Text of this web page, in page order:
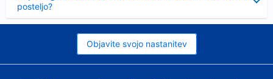
posteljo?
Objavite svojo nastanitev